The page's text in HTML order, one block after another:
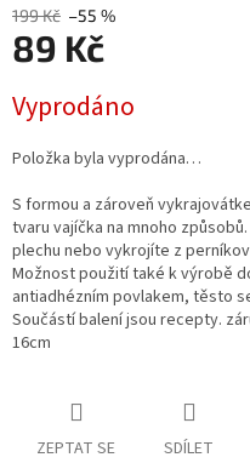
199 Kč –55 %
89 Kč
cena:
Vyprodáno
Položka byla vyprodána…
S formou a zároveň
tvaru vajíčka na mnoho
plechu nebo vykrojíte z
Možnost použití také k výrobě
antiadhézním povlakem, těsto
Součástí balení jsou recepty.
16cm
ZEPTAT SE SDÍLET